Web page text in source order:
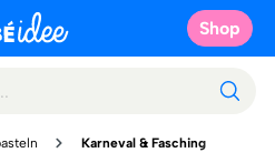
Shop
Karneval & Fasching